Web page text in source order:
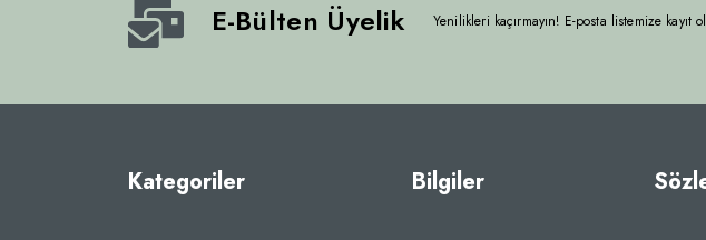
E-Bülten Üyelik Yenilikleri kaçırmayın! E-posta listemize kayıt
Kategoriler Bilgiler